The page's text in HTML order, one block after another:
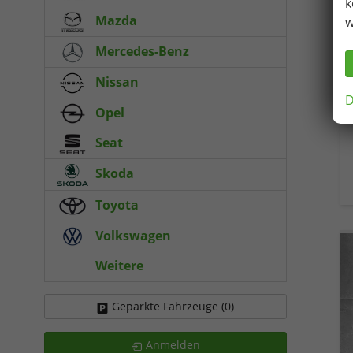
Mazda
Mercedes-Benz
Nissan
Opel
Seat
Skoda
Toyota
Volkswagen
Weitere
Geparkte Fahrzeuge (0)
Anmelden